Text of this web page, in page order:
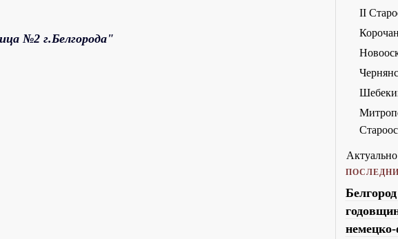
№2 г.Белгорода"
II
Актуально